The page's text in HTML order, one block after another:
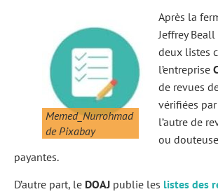
Memed_Nurrohmad
de Pixabay
Après la
Jeffrey
deux listes
l’entreprise
de revues
vérifiées
l’autre de
ou
payantes.
D’autre part, le DOAJ publie les listes des